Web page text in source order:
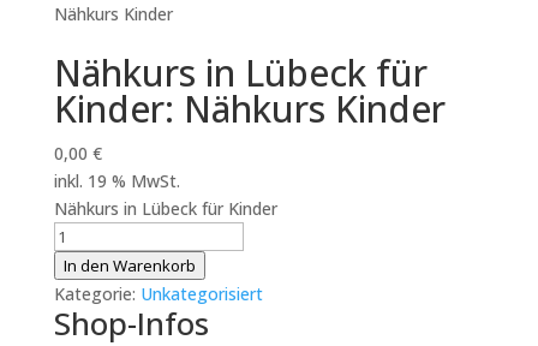
Nähkurs Kinder
Nähkurs in Lübeck für
Kinder: Nähkurs Kinder
0,00 €
inkl. 19 % MwSt.
Nähkurs in Lübeck für Kinder
Nähkurs
in
Lübeck
für
In den Warenkorb
Kategorie: Unkategorisiert
Shop-Infos